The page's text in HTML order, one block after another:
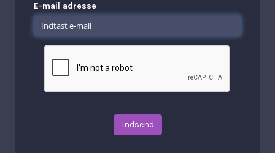
E-mail adresse
Indsend